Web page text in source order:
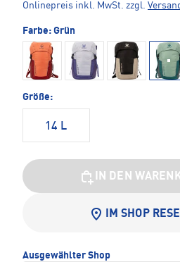
Onlinepreis inkl. MwSt. zzgl.
Farbe: Grün
Größe:
14 L
IN DEN
IM SHOP
Ausgewählter Shop